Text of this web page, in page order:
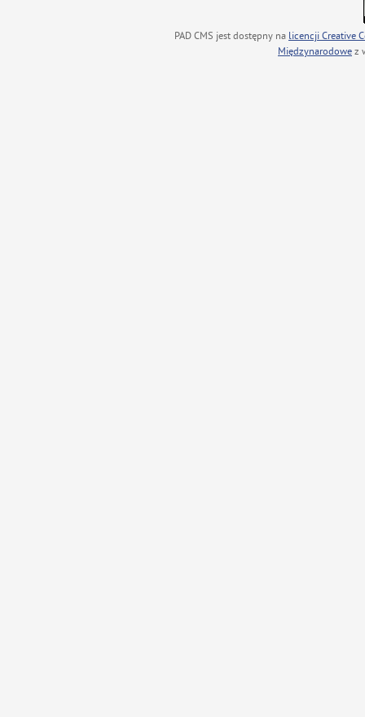
PAD CMS jest dostępny na licencji Creative
Międzynarodowe z